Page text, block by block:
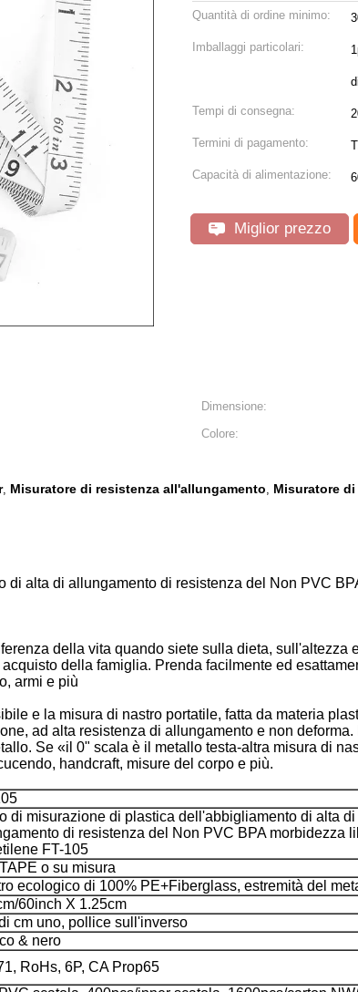
Quantità di ordine minimo:
Imballaggi particolari:
Tempi di consegna:
Termini di pagamento:
Capacità di alimentazione:
Miglior prezzo
Dimensione:
Colore:
, Misuratore di resistenza all'allungamento, Misuratore
di alta di allungamento di resistenza del Non PVC
della vita quando siete sulla dieta,
della famiglia. Prenda facilmente ed
armi e più
e la misura di nastro portatile, fatta da materia
ad alta resistenza di allungamento e non
Se «il 0" scala è il metallo testa-altra misura di
handcraft, misure del corpo e più.
di misurazione di plastica dell'abbigliamento di alta di
di resistenza del Non PVC BPA morbidezza
FT-105
o su misura
ecologico di 100% PE+Fiberglass, estremità del
60inch X 1.25cm
cm uno, pollice sull'inverso
& nero
RoHs, 6P, CA Prop65